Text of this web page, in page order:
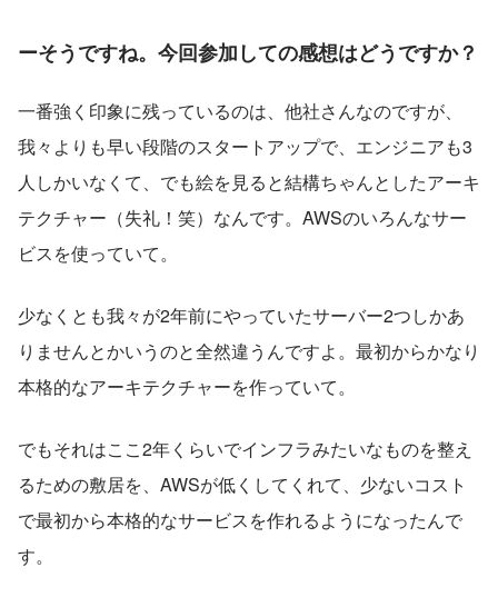
ーそうですね。今回参加しての感想はどうですか？
一番強く印象に残っているのは、他社さんなのですが、
我々よりも早い段階のスタートアップで、エンジニアも3
人しかいなくて、でも絵を見ると結構ちゃんとしたアーキ
テクチャー（失礼！笑）なんです。AWSのいろんなサー
ビスを使っていて。
少なくとも我々が2年前にやっていたサーバー2つしかあ
りませんとかいうのと全然違うんですよ。最初からかなり
本格的なアーキテクチャーを作っていて。
でもそれはここ2年くらいでインフラみたいなものを整え
るための敷居を、AWSが低くしてくれて、少ないコスト
で最初から本格的なサービスを作れるようになったんで
す。